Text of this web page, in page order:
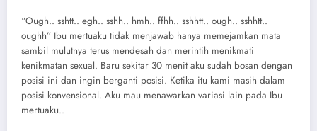
“Ough.. sshtt.. egh.. sshh.. hmh.. ffhh.. sshhtt.. ough.. sshhtt..
oughh” Ibu mertuaku tidak menjawab hanya memejamkan mata
sambil mulutnya terus mendesah dan merintih menikmati
kenikmatan sexual. Baru sekitar 30 menit aku sudah bosan dengan
posisi ini dan ingin berganti posisi. Ketika itu kami masih dalam
posisi konvensional. Aku mau menawarkan variasi lain pada Ibu
mertuaku..